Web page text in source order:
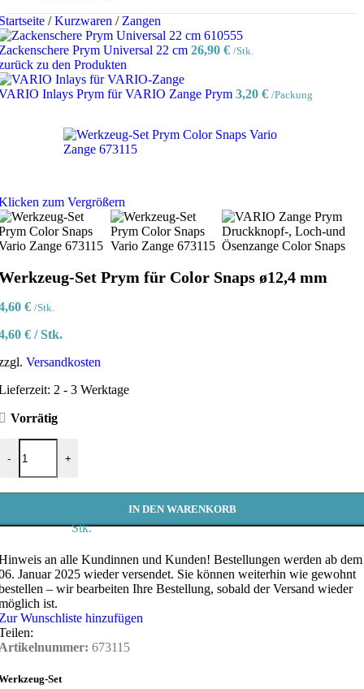
/ Kurzwaren / Zangen
Prym Universal 22 cm 26,90 € /Stk.
zu den Produkten
Inlays Prym für VARIO Zange Prym 3,20 € /Packung
zum Vergrößern
Set Prym für Color Snaps ø12,4 mm
€ /Stk.
€ /Stk.
Versandkosten
2 - 3 Werktage
Vorrätig
-
Set Prym für Color Snaps ø12,4 mm Menge
+
Stk.
IN DEN WARENKORB
an alle Kundinnen und Kunden! Bestellungen werden ab dem
Januar 2025 wieder versendet. Sie können weiterhin wie gewohnt
– wir bearbeiten Ihre Bestellung, sobald der Versand wieder
ist.
Wunschliste hinzufügen
673115
Set